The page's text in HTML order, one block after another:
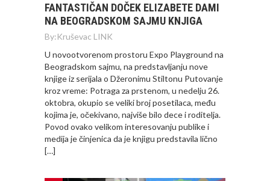
FANTASTIČAN DOČEK ELIZABETE DAMI
NA BEOGRADSKOM SAJMU KNJIGA
By:Kruševac LINK
U novootvorenom prostoru Expo Playground na
Beogradskom sajmu, na predstavljanju nove
knjige iz serijala o Džeronimu Stiltonu Putovanje
kroz vreme: Potraga za prstenom, u nedelju 26.
oktobra, okupio se veliki broj posetilaca, među
kojima je, očekivano, najviše bilo dece i roditelja.
Povod ovako velikom interesovanju publike i
medija je činjenica da je knjigu predstavila lično
[…]